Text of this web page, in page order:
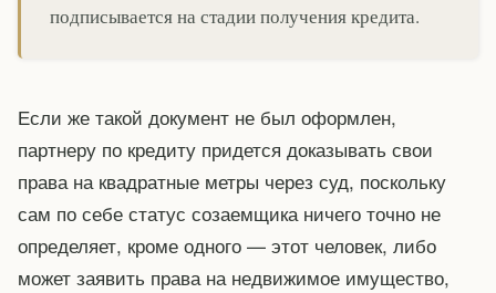
подписывается на стадии получения кредита.
Если же такой документ не был оформлен,
партнеру по кредиту придется доказывать свои
права на квадратные метры через суд, поскольку
сам по себе статус созаемщика ничего точно не
определяет, кроме одного — этот человек, либо
может заявить права на недвижимое имущество,